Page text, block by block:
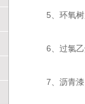
5、环氧树
6、过氯乙烯
7、沥青漆：